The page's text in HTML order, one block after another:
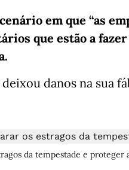
em que “as
que estão a
danos na sua
da tempestade e proteger